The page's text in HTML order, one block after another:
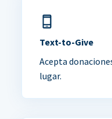
Text-to-Give
Acepta
lugar.